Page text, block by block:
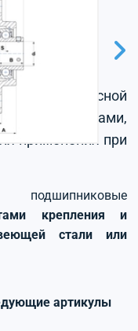
корпусной
винтами,
применения при
крепления и
стали или
артикулы